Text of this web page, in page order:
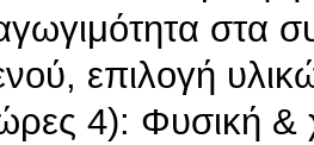
στα
επιλογή
4): Φυσική